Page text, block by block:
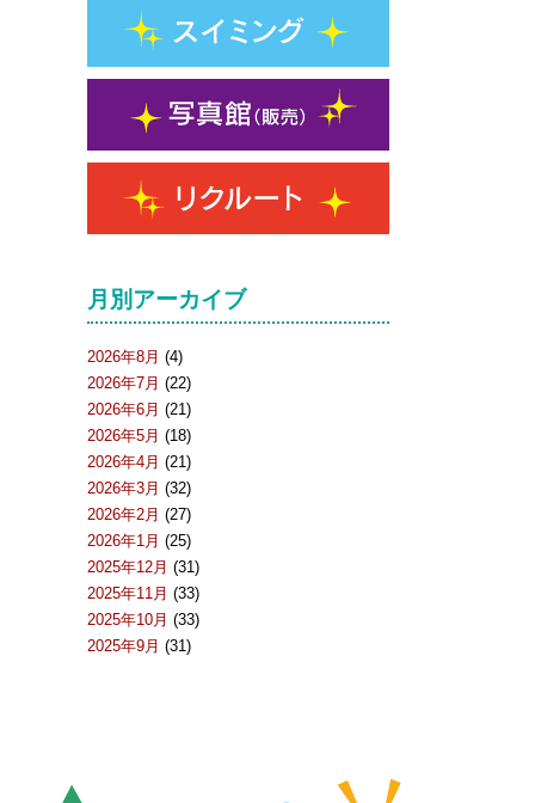
月別アーカイブ
2026年8月 (4)
2026年7月 (22)
2026年6月 (21)
2026年5月 (18)
2026年4月 (21)
2026年3月 (32)
2026年2月 (27)
2026年1月 (25)
2025年12月 (31)
2025年11月 (33)
2025年10月 (33)
2025年9月 (31)